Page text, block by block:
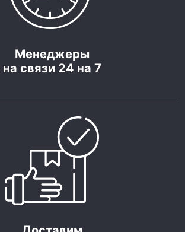
Менеджеры
на связи 24 на 7